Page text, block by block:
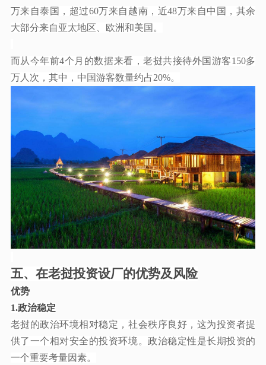
万来自泰国，超过60万来自越南，近48万来自中国，其余
大部分来自亚太地区、欧洲和美国。
而从今年前4个月的数据来看，老挝共接待外国游客150多
万人次，其中，中国游客数量约占20%。
五、在老挝投资设厂的优势及风险
优势
1.政治稳定
老挝的政治环境相对稳定，社会秩序良好，这为投资者提
供了一个相对安全的投资环境。政治稳定性是长期投资的
一个重要考量因素。